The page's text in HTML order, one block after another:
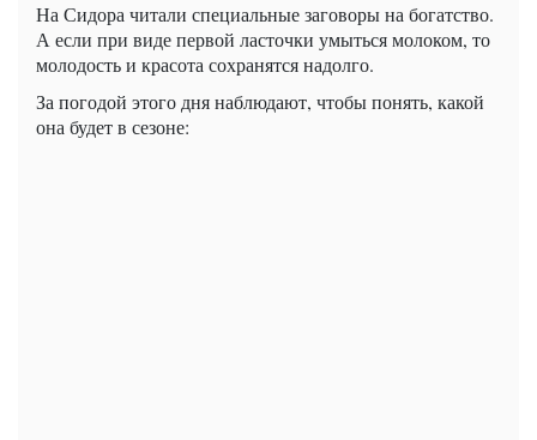
На Сидора читали специальные заговоры на богатство.
А если при виде первой ласточки умыться молоком, то
молодость и красота сохранятся надолго.
За погодой этого дня наблюдают, чтобы понять, какой
она будет в сезоне: